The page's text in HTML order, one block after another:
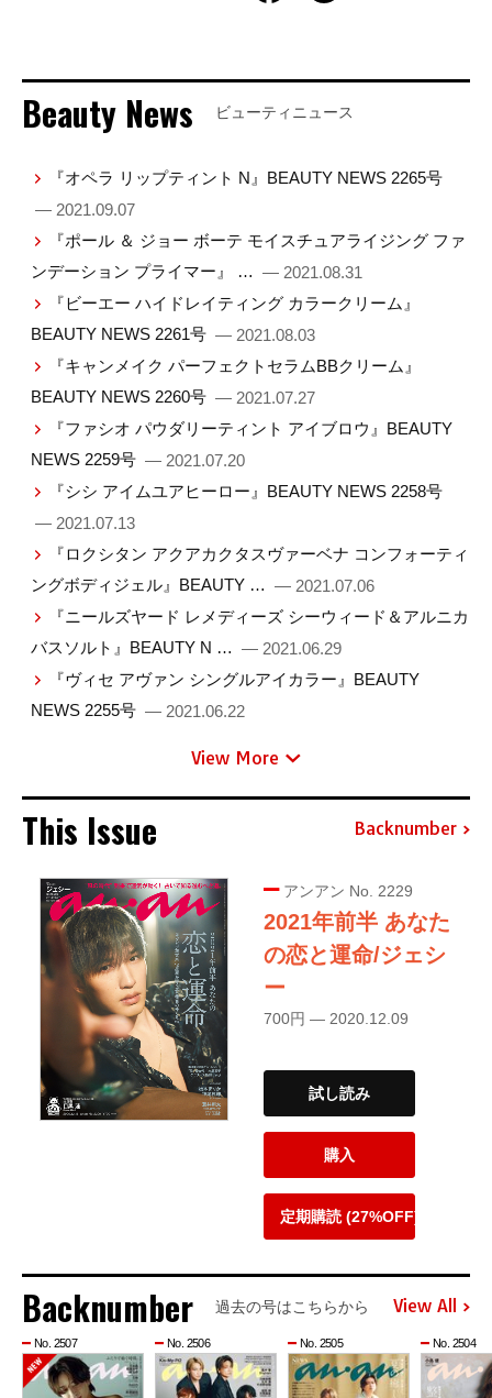
Beauty News ビューティニュース
『オペラ リップティント N』BEAUTY NEWS 2265号
— 2021.09.07
『ポール ＆ ジョー ボーテ モイスチュアライジング ファ
ンデーション プライマー』 … — 2021.08.31
『ビーエー ハイドレイティング カラークリーム』
BEAUTY NEWS 2261号 — 2021.08.03
『キャンメイク パーフェクトセラムBBクリーム』
BEAUTY NEWS 2260号 — 2021.07.27
『ファシオ パウダリーティント アイブロウ』BEAUTY
NEWS 2259号 — 2021.07.20
『シシ アイムユアヒーロー』BEAUTY NEWS 2258号
— 2021.07.13
『ロクシタン アクアカクタスヴァーベナ コンフォーティ
ングボディジェル』BEAUTY … — 2021.07.06
『ニールズヤード レメディーズ シーウィード＆アルニカ
バスソルト』BEAUTY N … — 2021.06.29
『ヴィセ アヴァン シングルアイカラー』BEAUTY
NEWS 2255号 — 2021.06.22
View More
This Issue Backnumber
アンアン No. 2229
2021年前半 あなた
の恋と運命/ジェシ
ー
700円 — 2020.12.09
試し読み
購入
定期購読 (27%OFF)
Backnumber 過去の号はこちらから View All
No. 2507 No. 2506 No. 2505 No. 2504